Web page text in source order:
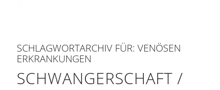
SCHLAGWORTARCHIV FÜR: VENÖSEN
ERKRANKUNGEN
SCHWANGERSCHAFT /